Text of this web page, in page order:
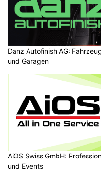
Danz Autofinish AG:
und Garagen
AiOS Swiss GmbH:
und Events